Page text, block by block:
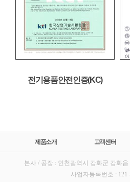
전기용품안전인증(KC)
제품소개 고객센터
본사 / 공장 : 인천광역시 강화군 강화
사업자등록번호 : 121